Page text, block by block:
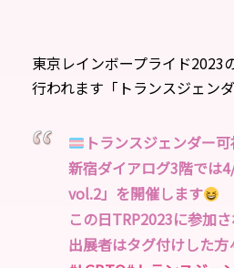
東京レインボープライド2023
行われます「トランスジェン
トランスジェンダー
新宿ダイアログ3階では
vol.2」を開催します
この日TRP2023に参加
出展者はタグ付けした